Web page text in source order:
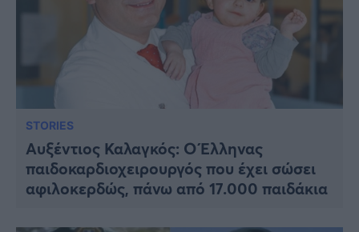
STORIES
Αυξέντιος Καλαγκός: Ο Έλληνας
παιδοκαρδιοχειρουργός που έχει σώσει
αφιλοκερδώς, πάνω από 17.000 παιδάκια